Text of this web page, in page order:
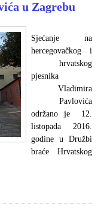
u Zagrebu
Sjećanje na
hercegovačkog i
hrvatskog
pjesnika
Vladimira
Pavlovića
održano je 12.
listopada 2016.
godine u Družbi
braće Hrvatskog